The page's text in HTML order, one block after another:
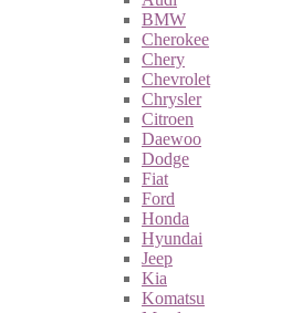
BMW
Cherokee
Chery
Chevrolet
Chrysler
Citroen
Daewoo
Dodge
Fiat
Ford
Honda
Hyundai
Jeep
Kia
Komatsu